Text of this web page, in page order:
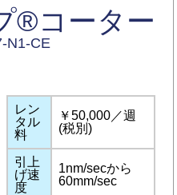
®コーター
N1-CE
レン
タル
料
￥50,000／週
(税別)
引上
げ速
度
1nm/secから
60mm/sec